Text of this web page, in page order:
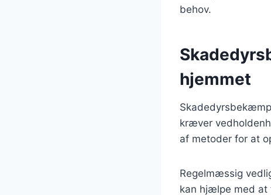
behov.
hjemmet
kræver
af metoder for at
Regelmæssig
kan hjælpe med at